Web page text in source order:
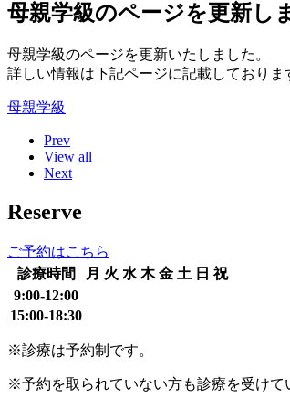
母親学級のページを更新し
母親学級のページを更新いたしました。
詳しい情報は下記ページに記載しておりま
母親学級
Prev
View all
Next
Reserve
ご予約はこちら
診療時間
月 火 水 木 金 土 日 祝
9:00-12:00
15:00-18:30
※診療は予約制です。
※予約を取られていない方も診療を受けて